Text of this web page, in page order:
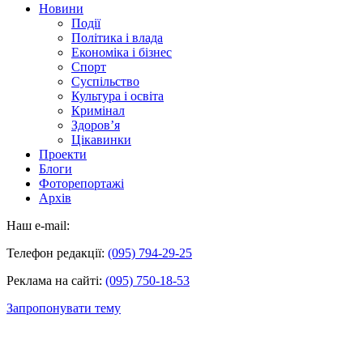
Новини
Події
Політика і влада
Економіка і бізнес
Спорт
Суспільство
Культура і освіта
Кримінал
Здоров’я
Цікавинки
Проекти
Блоги
Фоторепортажі
Архів
Наш e-mail:
Телефон редакції: (095) 794-29-25
Реклама на сайті: (095) 750-18-53
Запропонувати тему